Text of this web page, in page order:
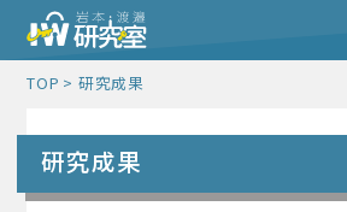
TOP 研究成果
研究成果